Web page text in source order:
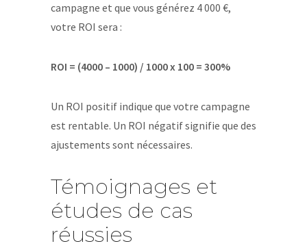
campagne et que vous générez 4 000 €,
votre ROI sera :
ROI = (4000 – 1000) / 1000 x 100 = 300%
Un ROI positif indique que votre campagne
est rentable. Un ROI négatif signifie que des
ajustements sont nécessaires.
Témoignages et
études de cas
réussies